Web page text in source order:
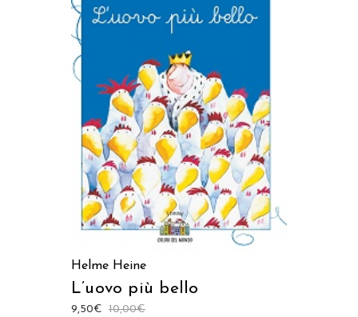
AGGIUNGI AL CARRELLO
Helme Heine
L’uovo più bello
10,00€
9,50€